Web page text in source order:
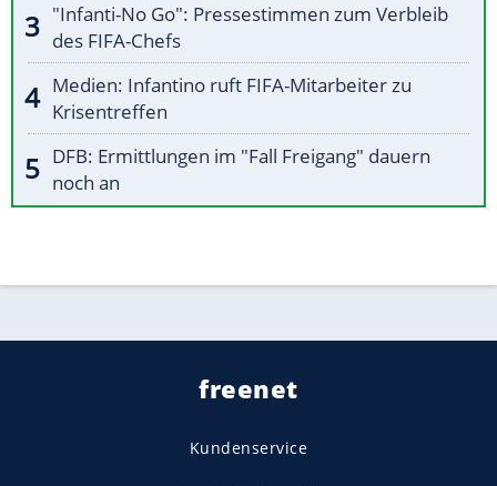
"Infanti-No Go": Pressestimmen zum Verbleib
des FIFA-Chefs
Medien: Infantino ruft FIFA-Mitarbeiter zu
Krisentreffen
DFB: Ermittlungen im "Fall Freigang" dauern
noch an
freenet
Kundenservice